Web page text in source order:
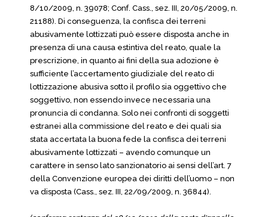
8/10/2009, n. 39078; Conf. Cass., sez. III, 20/05/2009, n.
21188). Di conseguenza, la confisca dei terreni
abusivamente lottizzati può essere disposta anche in
presenza di una causa estintiva del reato, quale la
prescrizione, in quanto ai fini della sua adozione è
sufficiente l’accertamento giudiziale del reato di
lottizzazione abusiva sotto il profilo sia oggettivo che
soggettivo, non essendo invece necessaria una
pronuncia di condanna. Solo nei confronti di soggetti
estranei alla commissione del reato e dei quali sia
stata accertata la buona fede la confisca dei terreni
abusivamente lottizzati – avendo comunque un
carattere in senso lato sanzionatorio ai sensi dell’art. 7
della Convenzione europea dei diritti dell’uomo – non
va disposta (Cass., sez. III, 22/09/2009, n. 36844).